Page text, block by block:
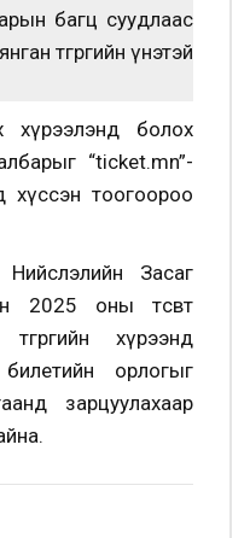
багц суудлаас
төгрөгийн үнэтэй
хүрээлэнд болох
“ticket.mn”-
хүссэн тоогоороо
Засаг
2025 оны төсөвт
хүрээнд
орлогыг
зарцуулахаар